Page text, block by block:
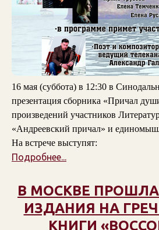
16 мая (суббота) в 12:30 в
презентация сборника «Причал
произведений участников
«Андреевский причал» и
На встрече выступят:
Подробнее...
В МОСКВЕ
ИЗДАНИЯ НА
КНИГИ